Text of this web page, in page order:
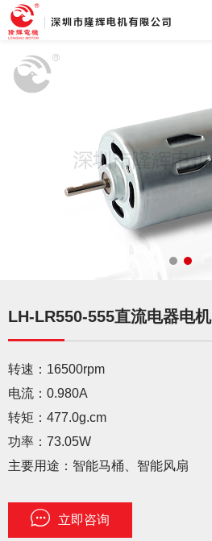
LH-LR550-555直流电器电机
转速：16500rpm
电流：0.980A
转矩：477.0g.cm
功率：73.05W
主要用途：智能马桶、智能风扇
立即咨询